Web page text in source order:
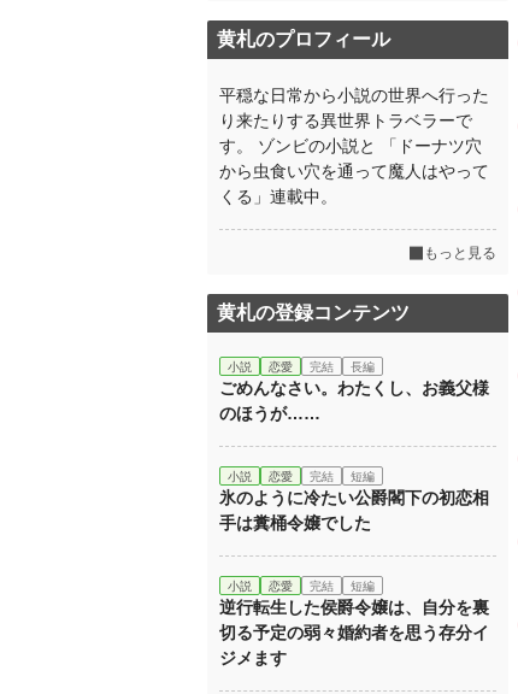
黄札のプロフィール
平穏な日常から小説の世界へ行った
り来たりする異世界トラベラーで
す。 ゾンビの小説と 「ドーナツ穴
から虫食い穴を通って魔人はやって
くる」連載中。
もっと見る
黄札の登録コンテンツ
小説 恋愛 完結 長編
ごめんなさい。わたくし、お義父様
のほうが……
小説 恋愛 完結 短編
氷のように冷たい公爵閣下の初恋相
手は糞桶令嬢でした
小説 恋愛 完結 短編
逆行転生した侯爵令嬢は、自分を裏
切る予定の弱々婚約者を思う存分イ
ジメます